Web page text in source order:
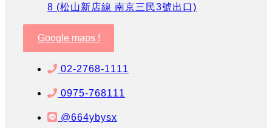
8 (松山新店線 南京三民3號出口)
Google maps !
02-2768-1111
0975-768111
@664ybysx